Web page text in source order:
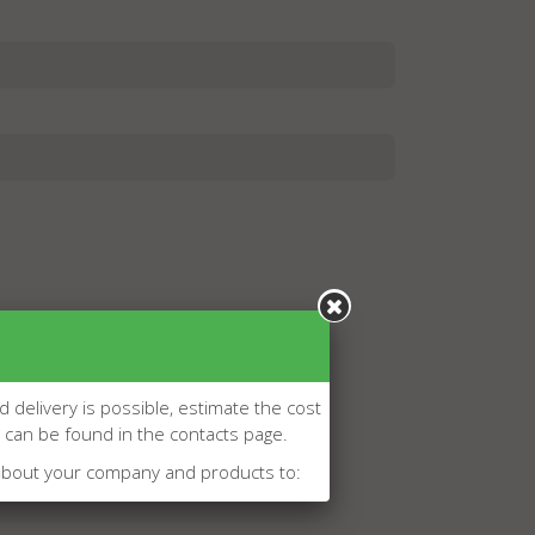
delivery is possible, estimate the cost
can be found in the contacts page.
your company and products to: